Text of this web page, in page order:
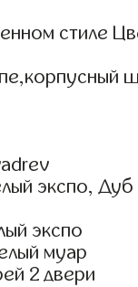
стиле
экспо,
экспо
муар
2 двери